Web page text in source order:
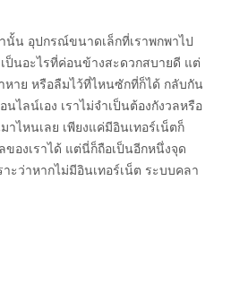
นั้น อุปกรณ์ขนาดเล็กที่เราพกพาไป
ป็นอะไรที่ค่อนข้างสะดวกสบายดี แต่
หาย หรือลืมไว้ที่ไหนซักที่ก็ได้ กลับกัน
ไลน์เอง เราไม่จำเป็นต้องกังวลหรือ
ไหนเลย เพียงแค่มีอินเทอร์เน็ตก็
องเราได้ แต่นี่ก็ถือเป็นอีกหนึ่งจุด
าะว่าหากไม่มีอินเทอร์เน็ต ระบบคลา